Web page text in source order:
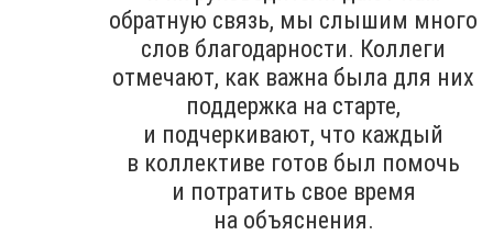
обратную связь, мы слышим много
слов благодарности. Коллеги
отмечают, как важна была для них
поддержка на старте,
и подчеркивают, что каждый
в коллективе готов был помочь
и потратить свое время
на объяснения.